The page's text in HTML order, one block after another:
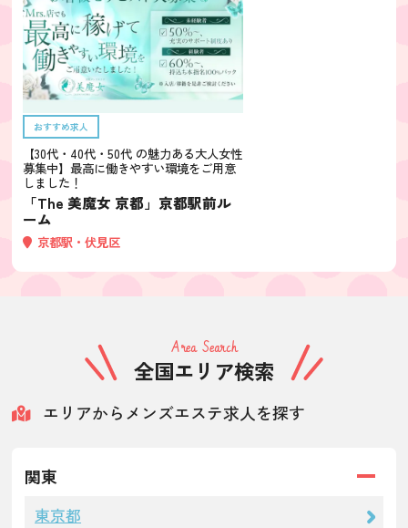
おすすめ求人
【30代・40代・50代 の魅力ある大人女性
募集中】最高に働きやすい環境をご用意
しました！
「The 美魔女 京都」京都駅前ル
ーム
京都駅・伏見区
Area Search
全国エリア検索
エリアからメンズエステ求人を探す
関東
東京都